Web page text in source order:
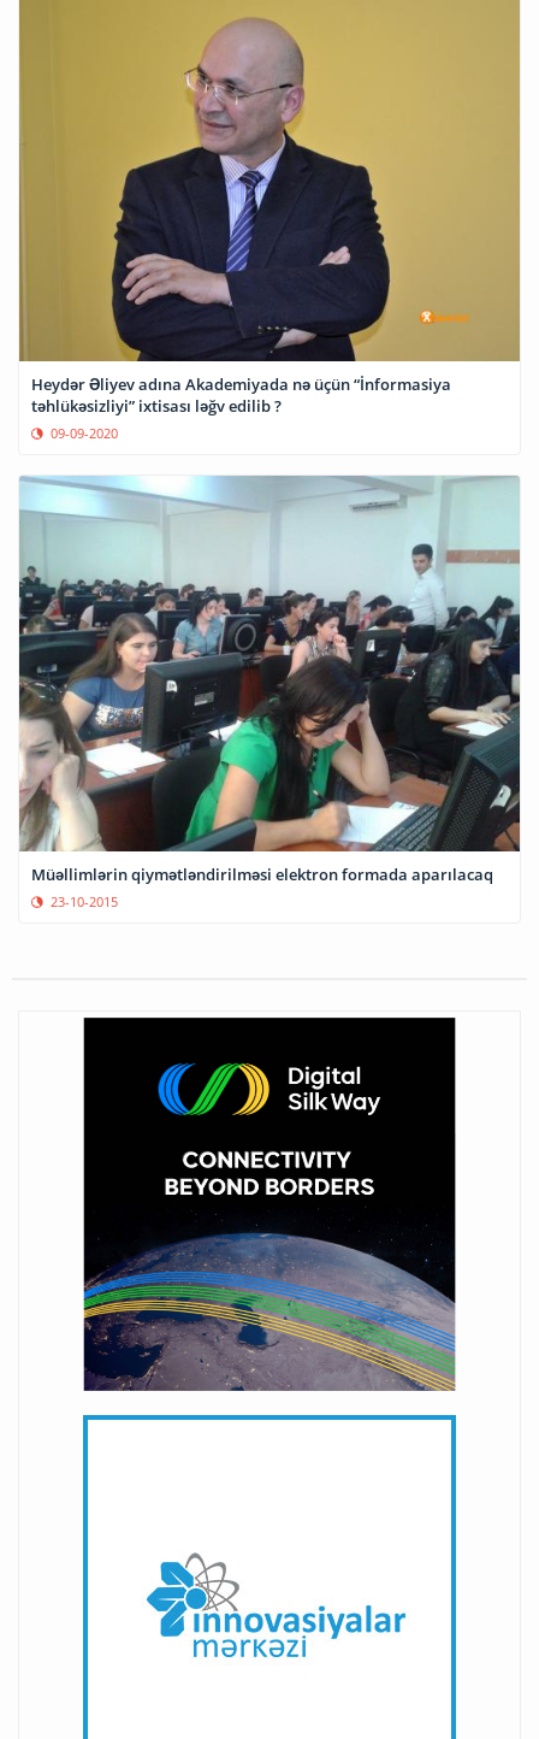
Heydər Əliyev adına Akademiyada nə üçün “İnformasiya
təhlükəsizliyi” ixtisası ləğv edilib ?
09-09-2020
Müəllimlərin qiymətləndirilməsi elektron formada aparılacaq
23-10-2015